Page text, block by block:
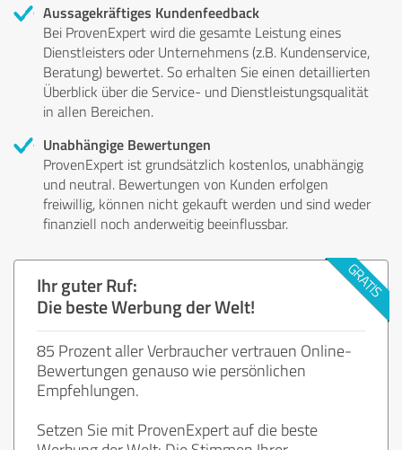
Aussagekräftiges Kundenfeedback
Bei ProvenExpert wird die gesamte Leistung eines
Dienstleisters oder Unternehmens (z.B. Kundenservice,
Beratung) bewertet. So erhalten Sie einen detaillierten
Überblick über die Service- und Dienstleistungsqualität
in allen Bereichen.
Unabhängige Bewertungen
ProvenExpert ist grundsätzlich kostenlos, unabhängig
und neutral. Bewertungen von Kunden erfolgen
freiwillig, können nicht gekauft werden und sind weder
finanziell noch anderweitig beeinflussbar.
Ihr guter Ruf:
Die beste Werbung der Welt!
85 Prozent aller Verbraucher vertrauen Online-
Bewertungen genauso wie persönlichen
Empfehlungen.
Setzen Sie mit ProvenExpert auf die beste